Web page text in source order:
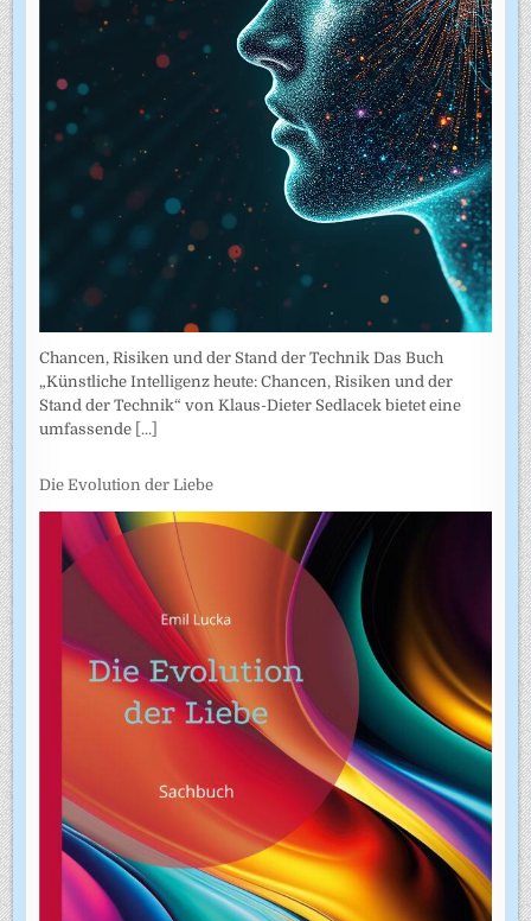
Chancen, Risiken und der Stand der Technik Das Buch
„Künstliche Intelligenz heute: Chancen, Risiken und der
Stand der Technik“ von Klaus-Dieter Sedlacek bietet eine
umfassende [...]
Die Evolution der Liebe